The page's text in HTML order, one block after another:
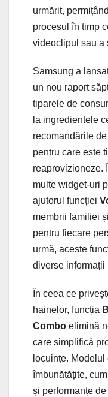
urmărit,
procesul în timp
videoclipul sau a
Samsung a
un nou raport
tiparele de
la ingredientele
recomandările
pentru care este
reaprovizioneze.
multe widget-uri
ajutorul funcției
membrii familiei
pentru fiecare
urmă, aceste
diverse informații
În ceea ce
hainelor, funcția
Combo elimină
care simplifică
locuințe.
îmbunătățite,
și performanțe